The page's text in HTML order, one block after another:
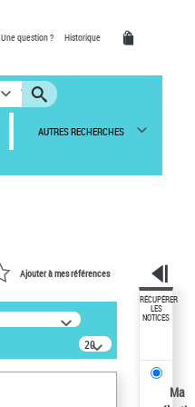
Une question ? Historique
AUTRES RECHERCHES
Ajouter à mes références
20
résultats/page
RÉCUPÉRER
LES
NOTICES
Ma